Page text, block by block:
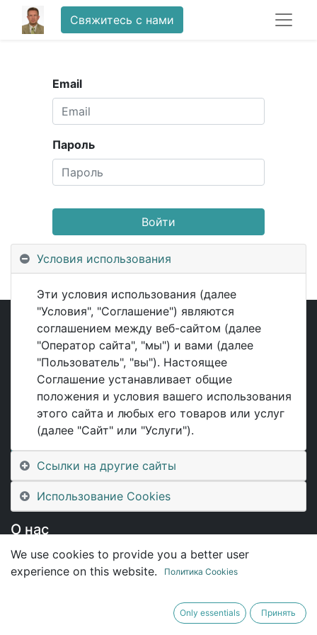
Свяжитесь с нами
Email
Пароль
Войти
Полезное
Главная
О нас
Продукты
Услуги
Оферта
Свяжитесь с нами
О нас
Мы - команда влюбленных в свое дело людей, и
наша цель - разработка продуктов, которые
первоклассные решения для ваших бизнес-задач.
Условия использования
Эти условия использования (далее
"Условия", "Соглашение") являются
соглашением между веб-сайтом (далее
"Оператор сайта", "мы") и вами (далее
"Пользователь", "вы"). Настоящее
Соглашение устанавливает общие
положения и условия вашего использования
этого сайта и любых его товаров или услуг
(далее "Сайт" или "Услуги").
Ссылки на другие сайты
Использование Cookies
We use cookies to provide you a better user
experience on this website.
Политика Cookies
Only essentials Принять